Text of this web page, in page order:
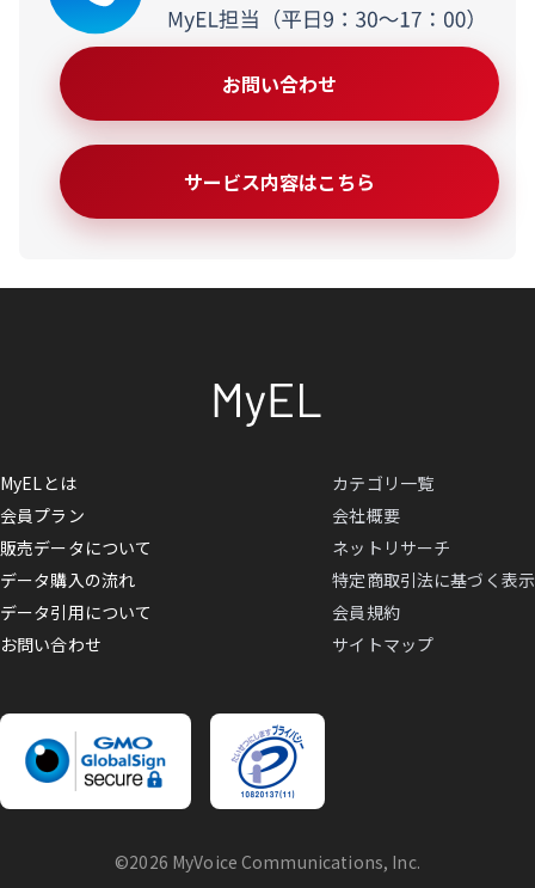
お問い合わせ
サービス内容はこちら
MyELとは
会員プラン
販売データについて
データ購入の流れ
データ引用について
お問い合わせ
カテゴリ一覧
会社概要
ネットリサーチ
特定商取引法に基づく表示
会員規約
サイトマップ
©2026 MyVoice Communications, Inc.